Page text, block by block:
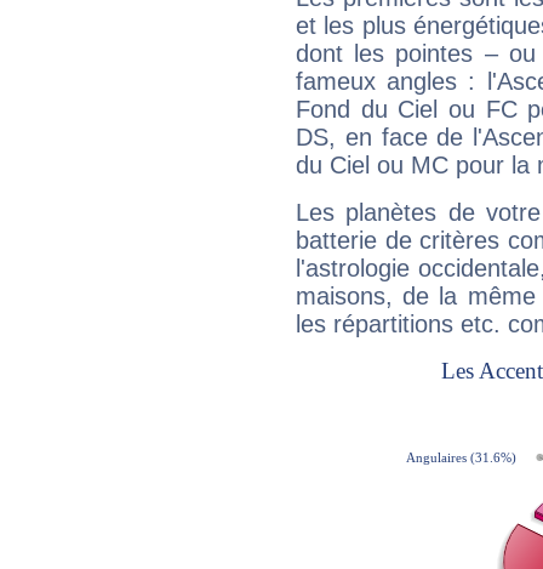
et les plus
dont les pointes –
fameux angles :
Fond du Ciel ou FC
DS, en face de
du Ciel ou MC pour la
Les planètes de
batterie de critères
l'astrologie
maisons, de la
les répartitions etc.